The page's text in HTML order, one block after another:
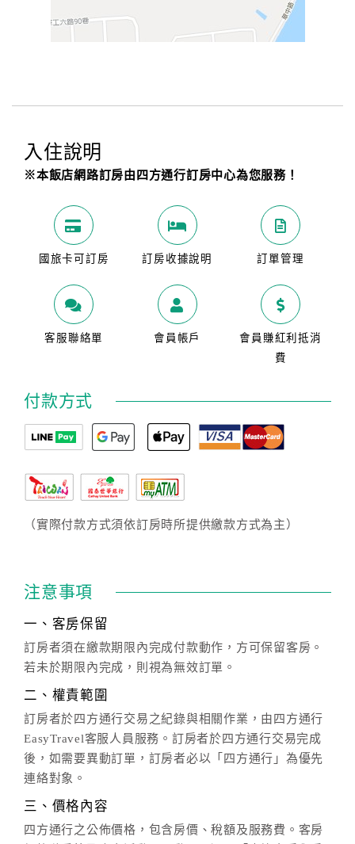
入住說明
※本飯店網路訂房由四方通行訂房中心為您服務！
國旅卡可訂房 訂房收據說明 訂單管理
客服聯絡單 會員帳戶
會員賺紅利抵消
費
付款方式
（實際付款方式須依訂房時所提供繳款方式為主）
注意事項
一、客房保留
訂房者須在繳款期限內完成付款動作，方可保留客房。
若未於期限內完成，則視為無效訂單。
二、權責範圍
訂房者於四方通行交易之紀錄與相關作業，由四方通行
EasyTravel客服人員服務。訂房者於四方通行交易完成
後，如需要異動訂單，訂房者必以「四方通行」為優先
連絡對象。
三、價格內容
四方通行之公佈價格，包含房價、稅額及服務費。客房